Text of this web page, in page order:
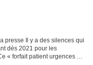
presse Il y a des silences qui
dès 2021 pour les
« forfait patient urgences »